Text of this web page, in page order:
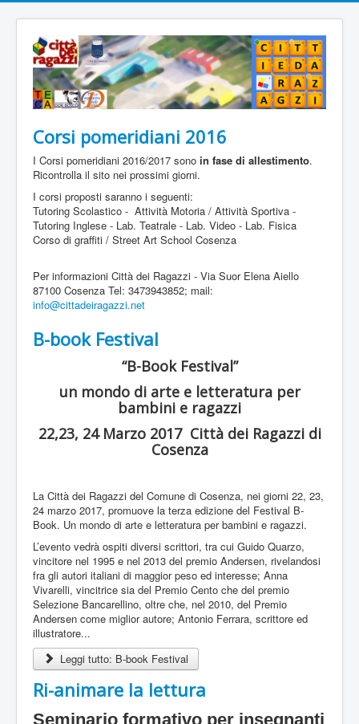
Corsi pomeridiani 2016
I Corsi pomeridiani 2016/2017 sono in fase di allestimento.
Ricontrolla il sito nei prossimi giorni.
I corsi proposti saranno i seguenti:
Tutoring Scolastico - Attività Motoria / Attività Sportiva -
Tutoring Inglese - Lab. Teatrale - Lab. Video - Lab. Fisica
Corso di graffiti / Street Art School Cosenza
Per informazioni Città dei Ragazzi - Via Suor Elena Aiello
87100 Cosenza Tel: 3473943852; mail:
info@cittadeiragazzi.net
B-book Festival
“B-Book Festival”
un mondo di arte e letteratura per
bambini e ragazzi
22,23, 24 Marzo 2017 Città dei Ragazzi di
Cosenza
La Città dei Ragazzi del Comune di Cosenza, nei giorni 22, 23,
24 marzo 2017, promuove la terza edizione del Festival B-
Book. Un mondo di arte e letteratura per bambini e ragazzi.
L’evento vedrà ospiti diversi scrittori, tra cui Guido Quarzo,
vincitore nel 1995 e nel 2013 del premio Andersen, rivelandosi
fra gli autori italiani di maggior peso ed interesse; Anna
Vivarelli, vincitrice sia del Premio Cento che del premio
Selezione Bancarellino, oltre che, nel 2010, del Premio
Andersen come miglior autore; Antonio Ferrara, scrittore ed
illustratore...
Leggi tutto: B-book Festival
Ri-animare la lettura
Seminario formativo per insegnanti